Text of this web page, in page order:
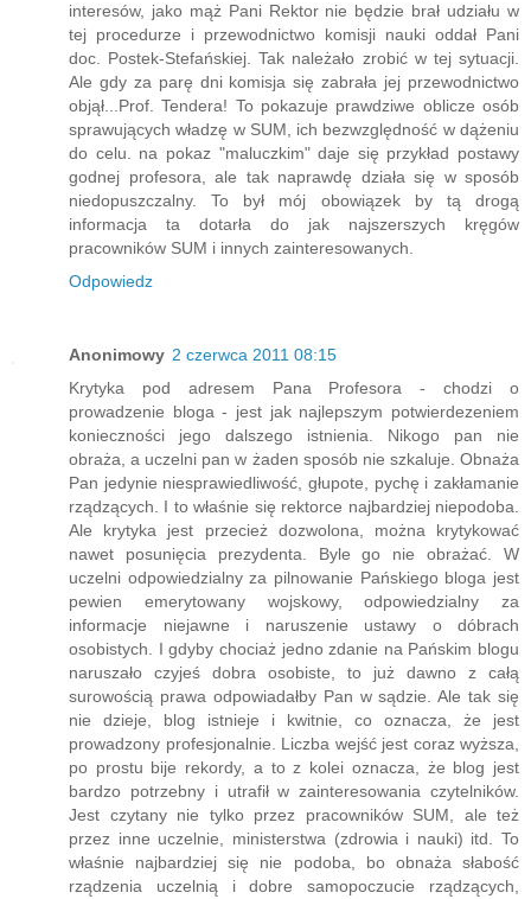
interesów, jako mąż Pani Rektor nie będzie brał udziału w
tej procedurze i przewodnictwo komisji nauki oddał Pani
doc. Postek-Stefańskiej. Tak należało zrobić w tej sytuacji.
Ale gdy za parę dni komisja się zabrała jej przewodnictwo
objął...Prof. Tendera! To pokazuje prawdziwe oblicze osób
sprawujących władzę w SUM, ich bezwzględność w dążeniu
do celu. na pokaz "maluczkim" daje się przykład postawy
godnej profesora, ale tak naprawdę działa się w sposób
niedopuszczalny. To był mój obowiązek by tą drogą
informacja ta dotarła do jak najszerszych kręgów
pracowników SUM i innych zainteresowanych.
Odpowiedz
Anonimowy 2 czerwca 2011 08:15
Krytyka pod adresem Pana Profesora - chodzi o
prowadzenie bloga - jest jak najlepszym potwierdezeniem
konieczności jego dalszego istnienia. Nikogo pan nie
obraża, a uczelni pan w żaden sposób nie szkaluje. Obnaża
Pan jedynie niesprawiedliwość, głupote, pychę i zakłamanie
rządzących. I to właśnie się rektorce najbardziej niepodoba.
Ale krytyka jest przecież dozwolona, można krytykować
nawet posunięcia prezydenta. Byle go nie obrażać. W
uczelni odpowiedzialny za pilnowanie Pańskiego bloga jest
pewien emerytowany wojskowy, odpowiedzialny za
informacje niejawne i naruszenie ustawy o dóbrach
osobistych. I gdyby chociaż jedno zdanie na Pańskim blogu
naruszało czyjeś dobra osobiste, to już dawno z całą
surowością prawa odpowiadałby Pan w sądzie. Ale tak się
nie dzieje, blog istnieje i kwitnie, co oznacza, że jest
prowadzony profesjonalnie. Liczba wejść jest coraz wyższa,
po prostu bije rekordy, a to z kolei oznacza, że blog jest
bardzo potrzebny i utrafił w zainteresowania czytelników.
Jest czytany nie tylko przez pracowników SUM, ale też
przez inne uczelnie, ministerstwa (zdrowia i nauki) itd. To
właśnie najbardziej się nie podoba, bo obnaża słabość
rządzenia uczelnią i dobre samopoczucie rządzących,